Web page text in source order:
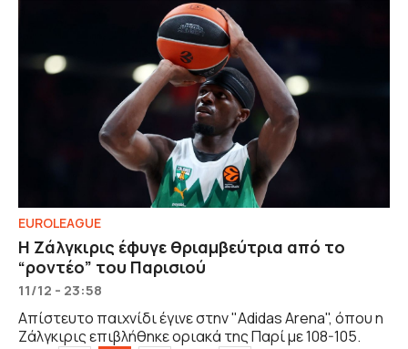
EUROLEAGUE
Η Ζάλγκιρις έφυγε θριαμβεύτρια από το
“ροντέο” του Παρισιού
11/12 - 23:58
Απίστευτο παιχνίδι έγινε στην "Adidas Arena", όπου η
Ζάλγκιρις επιβλήθηκε οριακά της Παρί με 108-105.